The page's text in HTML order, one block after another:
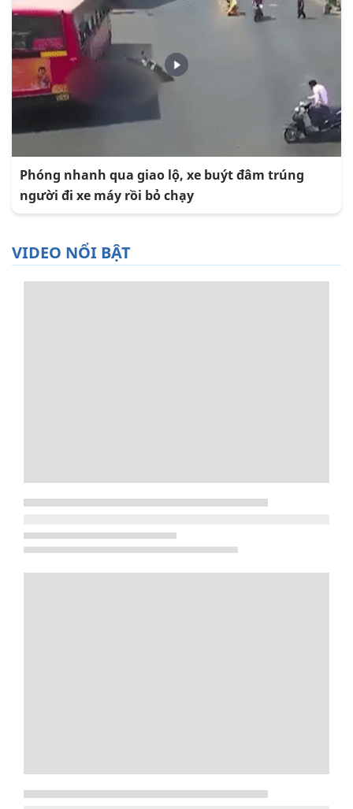
Phóng nhanh qua giao lộ, xe buýt đâm trúng
người đi xe máy rồi bỏ chạy
VIDEO NỔI BẬT